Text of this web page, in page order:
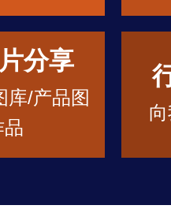
分享
库/产品图
品